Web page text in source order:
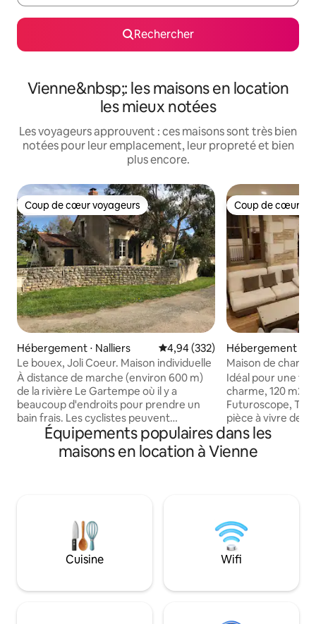
Rechercher
Vienne&nbsp;: les maisons en location
les mieux notées
Les voyageurs approuvent : ces maisons sont très bien
notées pour leur emplacement, leur propreté et bien
plus encore.
Coup de cœur voyageurs
Coup de cœur voyageurs
Hébergement ⋅ Nalliers Évaluation moyenne sur la
4,94 (332)
Le bouex, Joli Coeur. Maison individuelle
À distance de marche (environ 600 m)
de la rivière Le Gartempe où il y a
beaucoup d'endroits pour prendre un
bain frais. Les cyclistes peuvent
également se faire plaisir. Pour les
vététistes (éventuellement disponibles),
les cyclistes de randonnée et les
nous, les possibilités sont nombreuses.
Pour les cavaliers, il y a un manège à
quelques kilomètres. Pour la culture et la
détente à proximité, je recommande le
Coup de cœur
Coup de cœur
Hébergement ⋅
ances
Maison de
et Aquascope
Idéal pour une
charme, 120 m2, à 10 mn du
Futuroscope,
pièce à vivre de
équipée, 1er
douche et lavabo,
salle d’eau avec
placé , à 10 min
l’Arena et du du
,proximité sortie
Équipements populaires dans les
maisons en location à Vienne
Cuisine Wifi